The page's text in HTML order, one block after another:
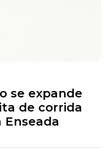
se expande
de corrida
Enseada